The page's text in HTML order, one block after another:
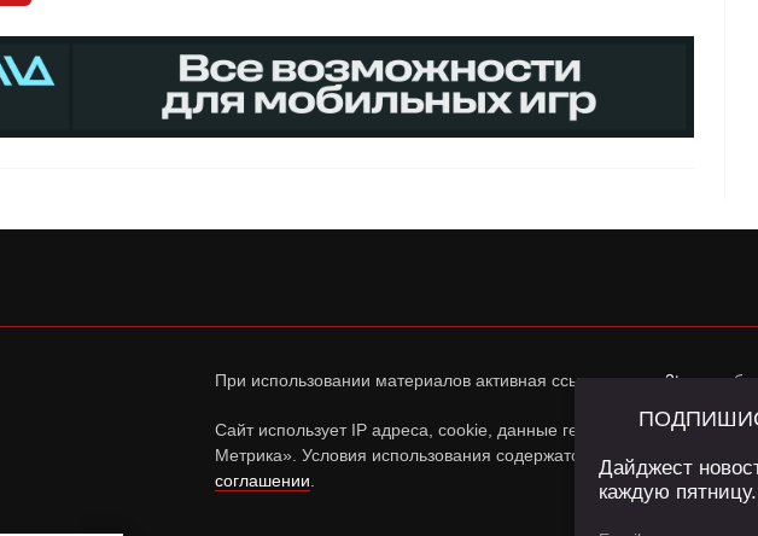
При использовании материалов активная ссылка наapp2top.ru
Сайт использует IP адреса, cookie, данные геолокации
Метрика». Условия использования содержатся вПолитике
соглашении.
Дайджест
каждую пятницу.